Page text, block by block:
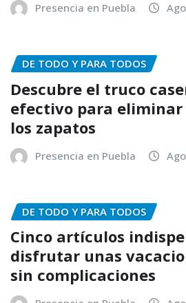
Presencia en Puebla
DE TODO Y PARA TODOS
Descubre el truco
efectivo para eliminar
los zapatos
Presencia en Puebla
DE TODO Y PARA TODOS
Cinco artículos
disfrutar unas
sin complicaciones